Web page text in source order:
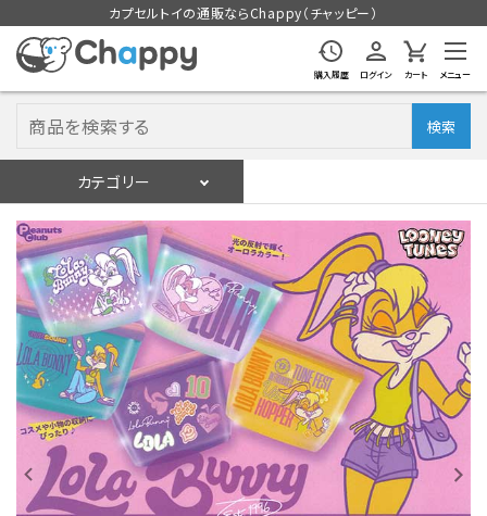
カプセルトイの通販ならChappy（チャッピー）
購入履歴 ログイン カート メニュー
検索
カテゴリー
ログイン
入荷スケジュールをチェック
カプセルトイマシン本体
カプセルトイ
販促用空カプセル